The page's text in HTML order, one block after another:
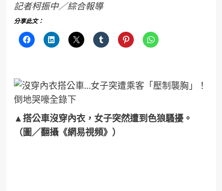
記者柯振中／綜合報導
分享此文：
▲搭公車沒穿內衣，女子突然遭到色狼騷擾。
（圖／翻攝《網易視頻》）